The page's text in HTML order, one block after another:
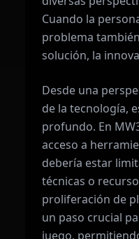
Cuando la
problema
solución, la
Desde una
de la tecnología,
profundo. En
acceso a
debería estar
técnicas o
proliferación de
un paso crucial
juego,